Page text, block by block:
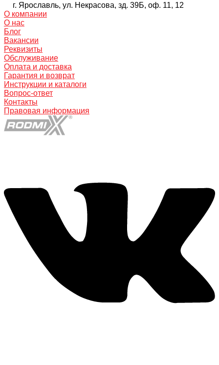
г. Ярославль, ул. Некрасова, зд. 39Б, оф. 11, 12
О компании
О нас
Блог
Вакансии
Реквизиты
Обслуживание
Оплата и доставка
Гарантия и возврат
Инструкции и каталоги
Вопрос-ответ
Контакты
Правовая информация